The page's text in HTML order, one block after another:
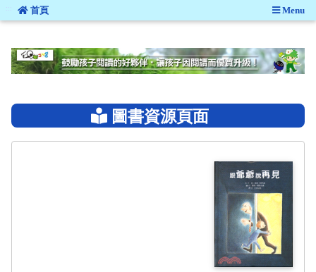
::: 首頁 Menu
圖書資源頁面